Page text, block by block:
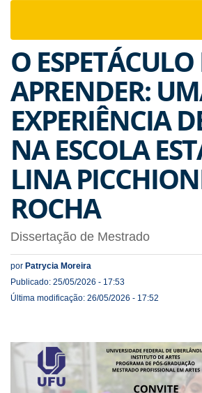
O
APRENDER:
EXPERIÊNCIA
NA ESCOLA
LINA
ROCHA
Dissertação de Mestrado
por Patrycia Moreira
Publicado: 25/05/2026 - 17:53
Última modificação: 26/05/2026 - 17:52